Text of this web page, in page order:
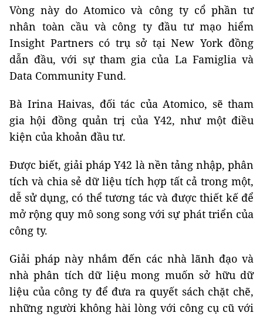
Vòng này do Atomico và công ty cổ phần tư
nhân toàn cầu và công ty đầu tư mạo hiểm
Insight Partners có trụ sở tại New York đồng
dẫn đầu, với sự tham gia của La Famiglia và
Data Community Fund.
Bà Irina Haivas, đối tác của Atomico, sẽ tham
gia hội đồng quản trị của Y42, như một điều
kiện của khoản đầu tư.
Được biết, giải pháp Y42 là nền tảng nhập, phân
tích và chia sẻ dữ liệu tích hợp tất cả trong một,
dễ sử dụng, có thể tương tác và được thiết kế để
mở rộng quy mô song song với sự phát triển của
công ty.
Giải pháp này nhắm đến các nhà lãnh đạo và
nhà phân tích dữ liệu mong muốn sở hữu dữ
liệu của công ty để đưa ra quyết sách chặt chẽ,
những người không hài lòng với công cụ cũ với